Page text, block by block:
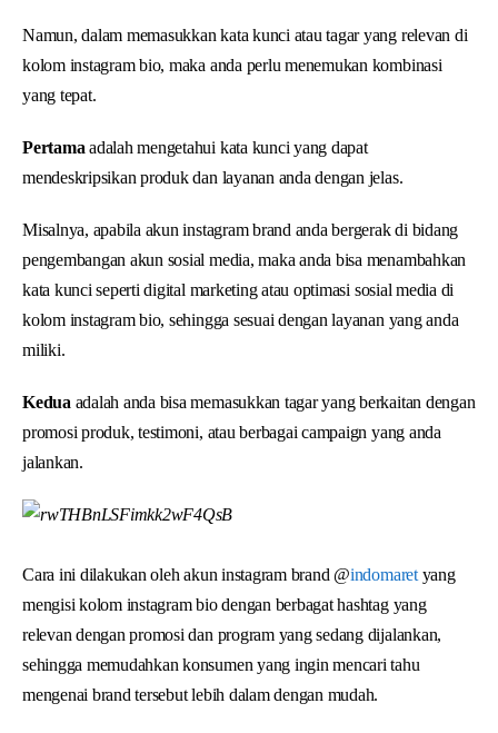
Namun, dalam memasukkan kata kunci atau tagar yang relevan di
kolom instagram bio, maka anda perlu menemukan kombinasi
yang tepat.
Pertama adalah mengetahui kata kunci yang dapat
mendeskripsikan produk dan layanan anda dengan jelas.
Misalnya, apabila akun instagram brand anda bergerak di bidang
pengembangan akun sosial media, maka anda bisa menambahkan
kata kunci seperti digital marketing atau optimasi sosial media di
kolom instagram bio, sehingga sesuai dengan layanan yang anda
miliki.
Kedua adalah anda bisa memasukkan tagar yang berkaitan dengan
promosi produk, testimoni, atau berbagai campaign yang anda
jalankan.
Cara ini dilakukan oleh akun instagram brand @indomaret yang
mengisi kolom instagram bio dengan berbagat hashtag yang
relevan dengan promosi dan program yang sedang dijalankan,
sehingga memudahkan konsumen yang ingin mencari tahu
mengenai brand tersebut lebih dalam dengan mudah.